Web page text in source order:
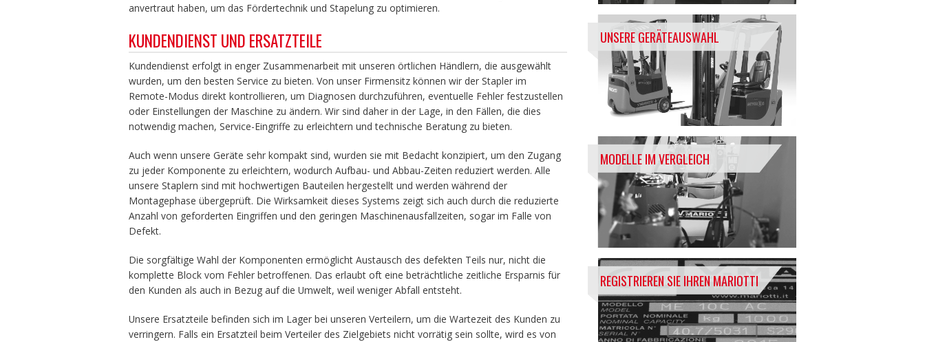
anvertraut haben, um das Fördertechnik und Stapelung zu optimieren.
KUNDENDIENST UND ERSATZTEILE
Kundendienst erfolgt in enger Zusammenarbeit mit unseren örtlichen Händlern, die ausgewählt
wurden, um den besten Service zu bieten. Von unser Firmensitz können wir der Stapler im
Remote-Modus direkt kontrollieren, um Diagnosen durchzuführen, eventuelle Fehler festzustellen
oder Einstellungen der Maschine zu ändern. Wir sind daher in der Lage, in den Fällen, die dies
notwendig machen, Service-Eingriffe zu erleichtern und technische Beratung zu bieten.
Auch wenn unsere Geräte sehr kompakt sind, wurden sie mit Bedacht konzipiert, um den Zugang
zu jeder Komponente zu erleichtern, wodurch Aufbau- und Abbau-Zeiten reduziert werden. Alle
unsere Staplern sind mit hochwertigen Bauteilen hergestellt und werden während der
Montagephase übergeprüft. Die Wirksamkeit dieses Systems zeigt sich auch durch die reduzierte
Anzahl von geforderten Eingriffen und den geringen Maschinenausfallzeiten, sogar im Falle von
Defekt.
Die sorgfältige Wahl der Komponenten ermöglicht Austausch des defekten Teils nur, nicht die
komplette Block vom Fehler betroffenen. Das erlaubt oft eine beträchtliche zeitliche Ersparnis für
den Kunden als auch in Bezug auf die Umwelt, weil weniger Abfall entsteht.
Unsere Ersatzteile befinden sich im Lager bei unseren Verteilern, um die Wartezeit des Kunden zu
verringern. Falls ein Ersatzteil beim Verteiler des Zielgebiets nicht vorrätig sein sollte, wird es von
UNSERE GERÄTEAUSWAHL
MODELLE IM VERGLEICH
REGISTRIEREN SIE IHREN MARIOTTI